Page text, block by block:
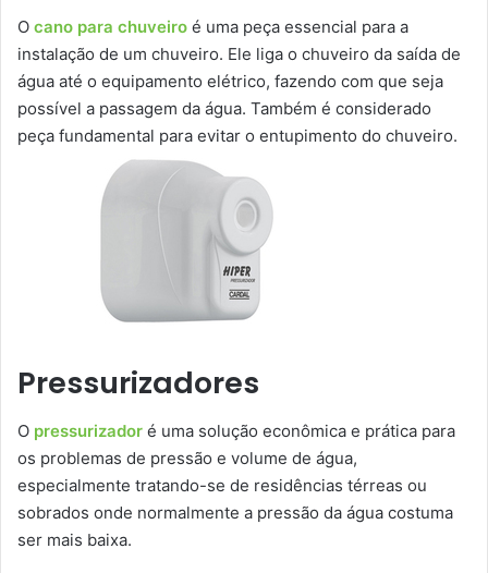
O cano para chuveiro é uma peça essencial para a
instalação de um chuveiro. Ele liga o chuveiro da saída de
água até o equipamento elétrico, fazendo com que seja
possível a passagem da água. Também é considerado
peça fundamental para evitar o entupimento do chuveiro.
Pressurizadores
O pressurizador é uma solução econômica e prática para
os problemas de pressão e volume de água,
especialmente tratando-se de residências térreas ou
sobrados onde normalmente a pressão da água costuma
ser mais baixa.